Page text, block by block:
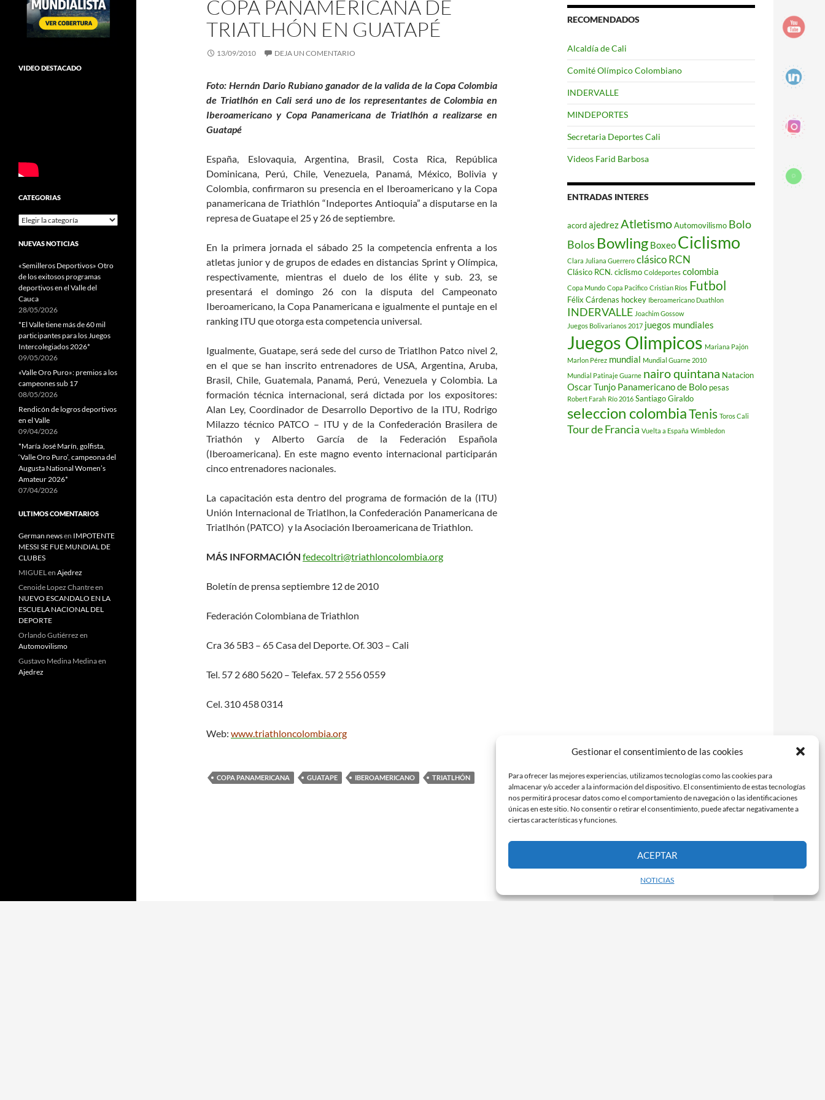
Gestionar el consentimiento de las cookies
Para ofrecer las mejores experiencias, utilizamos tecnologías como las cookies para
almacenar y/o acceder a la información del dispositivo. El consentimiento de estas tecnologías
nos permitirá procesar datos como el comportamiento de navegación o las identificaciones
únicas en este sitio. No consentir o retirar el consentimiento, puede afectar negativamente a
ciertas características y funciones.
ACEPTAR
NOTICIAS
COPA PANAMERICANA DE
TRIATLHÓN EN GUATAPÉ
13/09/2010 DEJA UN COMENTARIO
Foto: Hernán Dario Rubiano ganador de la valida de la Copa Colombia
de Triatlhón en Cali será uno de los representantes de Colombia en
Iberoamericano y Copa Panamericana de Triatlhón a realizarse en
Guatapé
España, Eslovaquia, Argentina, Brasil, Costa Rica, República
Dominicana, Perú, Chile, Venezuela, Panamá, México, Bolivia y
Colombia, confirmaron su presencia en el Iberoamericano y la Copa
panamericana de Triathlón “Indeportes Antioquia” a disputarse en la
represa de Guatape el 25 y 26 de septiembre.
En la primera jornada el sábado 25 la competencia enfrenta a los
atletas junior y de grupos de edades en distancias Sprint y Olímpica,
respectivamente, mientras el duelo de los élite y sub. 23, se
presentará el domingo 26 con la disputa del Campeonato
Iberoamericano, la Copa Panamericana e igualmente el puntaje en el
ranking ITU que otorga esta competencia universal.
Igualmente, Guatape, será sede del curso de Triatlhon Patco nivel 2,
en el que se han inscrito entrenadores de USA, Argentina, Aruba,
Brasil, Chile, Guatemala, Panamá, Perú, Venezuela y Colombia. La
formación técnica internacional, será dictada por los expositores:
Alan Ley, Coordinador de Desarrollo Deportivo de la ITU, Rodrigo
Milazzo técnico PATCO – ITU y de la Confederación Brasilera de
Triathón y Alberto García de la Federación Española
(Iberoamericana). En este magno evento internacional participarán
cinco entrenadores nacionales.
La capacitación esta dentro del programa de formación de la (ITU)
Unión Internacional de Triatlhon, la Confederación Panamericana de
Triatlhón (PATCO) y la Asociación Iberoamericana de Triathlon.
MÁS INFORMACIÓN fedecoltri@triathloncolombia.org
Boletín de prensa septiembre 12 de 2010
Federación Colombiana de Triathlon
Cra 36 5B3 – 65 Casa del Deporte. Of. 303 – Cali
Tel. 57 2 680 5620 – Telefax. 57 2 556 0559
Cel. 310 458 0314
Web: www.triathloncolombia.org
COPA PANAMERICANA GUATAPE IBEROAMERICANO TRIATLHÓN
RECOMENDADOS
Alcaldía de Cali
Comité Olímpico Colombiano
INDERVALLE
MINDEPORTES
Secretaria Deportes Cali
Videos Farid Barbosa
ENTRADAS INTERES
acordajedrezAtletismoAutomovilismo Bolo
Bolos Bowling Boxeo Ciclismo
Clara Juliana Guerrero clásico RCN
Clásico RCN. ciclismo Coldeportes colombia
Copa Mundo Copa Pacifico Cristian Ríos Futbol
Félix Cárdenas hockey Iberoamericano Duathlon
INDERVALLE Joachim Gossow
Juegos Bolivarianos 2017 juegos mundiales
Juegos Olimpicos Mariana Pajón
Marlon Pérez mundial Mundial Guarne 2010
Mundial Patinaje Guarne nairo quintana Natacion
Oscar Tunjo Panamericano de Bolo pesas
Robert Farah Río 2016 Santiago Giraldo
seleccion colombiaTenis Toros Cali
Tour de Francia Vuelta a España Wimbledon
VIDEO DESTACADO
CATEGORIAS
Categorias
NUEVAS NOTICIAS
«Semilleros Deportivos» Otro
de los exitosos programas
deportivos en el Valle del
Cauca
28/05/2026
*El Valle tiene más de 60 mil
participantes para los Juegos
Intercolegiados 2026*
09/05/2026
«Valle Oro Puro»: premios a los
campeones sub 17
08/05/2026
Rendicón de logros deportivos
en el Valle
09/04/2026
*María José Marín, golfista,
‘Valle Oro Puro’, campeona del
Augusta National Women’s
Amateur 2026*
07/04/2026
ULTIMOS COMENTARIOS
German newsen IMPOTENTE
MESSI SE FUE MUNDIAL DE
CLUBES
MIGUELen Ajedrez
Cenoide Lopez Chantreen
NUEVO ESCANDALO EN LA
ESCUELA NACIONAL DEL
DEPORTE
Orlando Gutiérrez en
Automovilismo
Gustavo Medina Medinaen
Ajedrez